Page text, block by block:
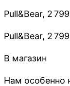
Pull&Bear, 2
Pull&Bear, 2
В магазин
Нам особенно